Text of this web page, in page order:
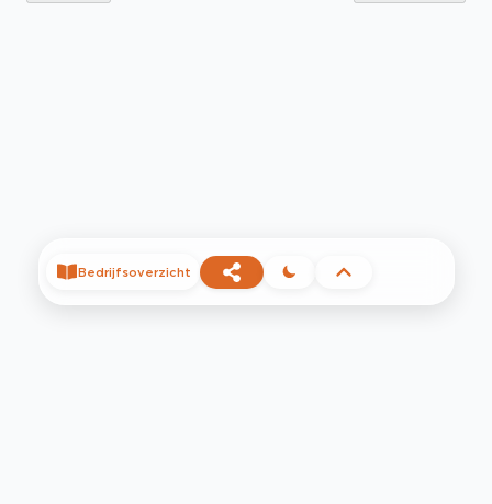
Bedrijfsoverzicht